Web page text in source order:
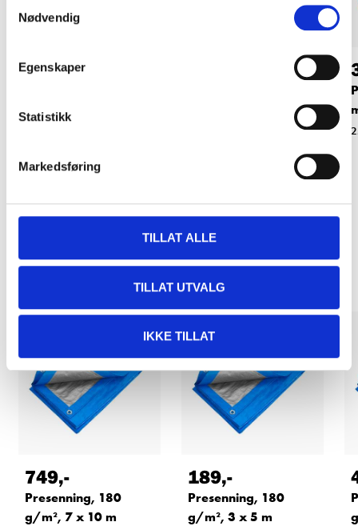
Nødvendig
Egenskaper
Statistikk
Markedsføring
TILLAT ALLE
TILLAT UTVALG
IKKE TILLAT
3490
g/m²,1,6 x 1,85 m
Relaterte produkter
749,-
Presenning, 180
g/m², 7 x 10 m
189,-
Presenning, 180
g/m², 3 x 5 m